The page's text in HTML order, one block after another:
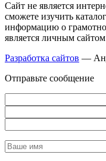
Cайт не является
сможете изучить
информацию о
является личным
Разработка сайтов —
Отправьте сообщение